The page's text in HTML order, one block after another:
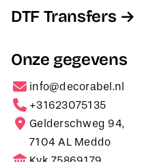
DTF Transfers
Onze gegevens
info@decorabel.nl
+31623075135
Gelderschweg 94,
7104 AL Meddo